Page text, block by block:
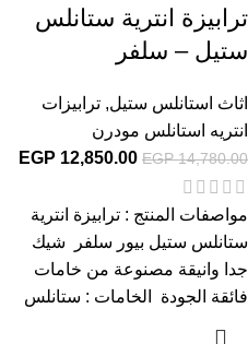
ترابيزة انترية ستانلس
ستيل – سلفر
اثاث استانلس ستيل, ترابيزات
انتريه استانلس مودرن
EGP14,780.00
EGP 12,850.00
مواصفات المنتج : ترابيزة انترية
ستانلس ستيل بيور سلفر شيك
جدا وانيقة مصنوعة من خامات
فائقة الجودة الخامات : ستانلس